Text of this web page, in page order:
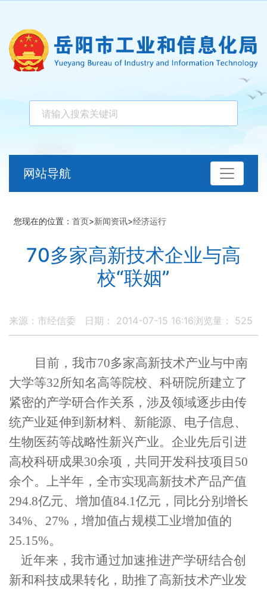
网站导航
您现在的位置： 首页>新闻资讯>经济运行
70多家高新技术企业与高
校“联姻”
来源：市经信委 日期： 2014-07-15 16:16浏览量： 525
目前，我市70多家高新技术产业与中南
大学等32所知名高等院校、科研院所建立了
紧密的产学研合作关系，涉及领域逐步由传
统产业延伸到新材料、新能源、电子信息、
生物医药等战略性新兴产业。企业先后引进
高校科研成果30余项，共同开发科技项目 50
余个。上半年，全市实现高新技术产品产值
294.8亿元、增加值84.1亿元，同比分别增长
34%、 27% ，增加值占规模工业增加值的
25.15%。
近年来，我市通过加速推进产学研结合创
新和科技成果转化，助推了高新技术产业发